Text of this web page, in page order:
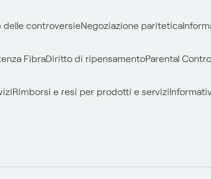
delle controversieNegoziazione paritetica
FibraDiritto di ripensamentoParental
Rimborsi e resi per prodotti e servizi